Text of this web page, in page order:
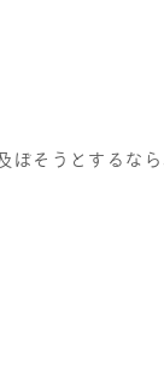
ぼそうとするな